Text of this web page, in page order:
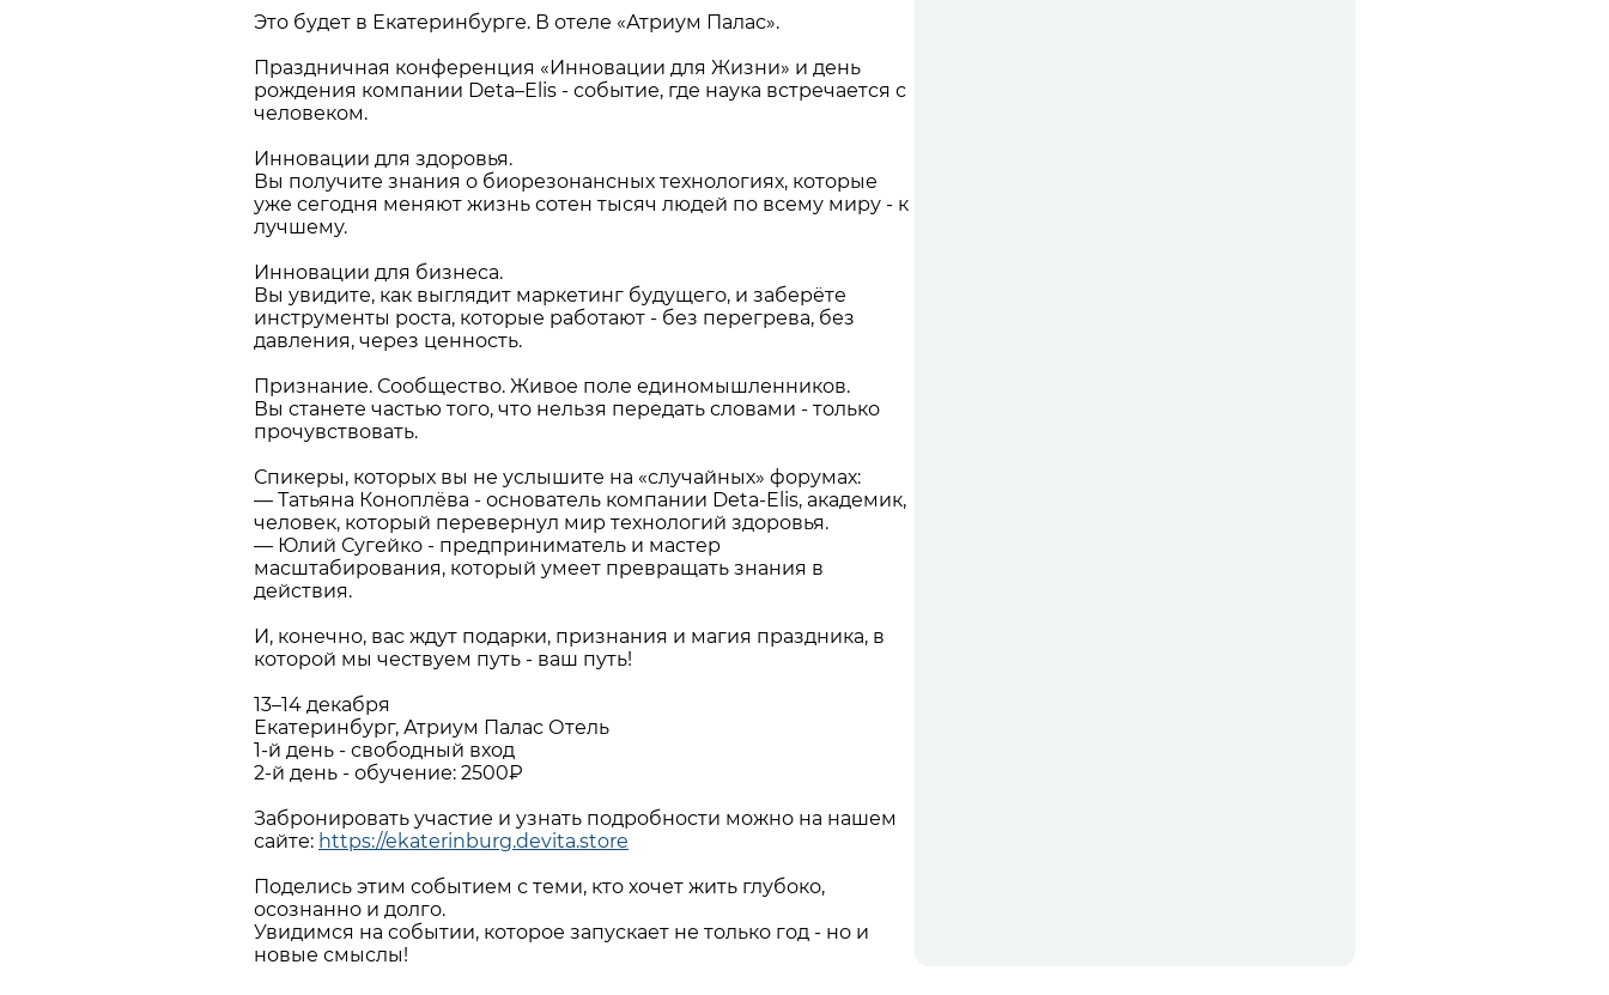
Это будет в Екатеринбурге. В отеле «Атриум Палас».
Праздничная конференция «Инновации для Жизни» и день
рождения компании Deta–Elis - событие, где наука встречается с
человеком.
Инновации для здоровья.
Вы получите знания о биорезонансных технологиях, которые
уже сегодня меняют жизнь сотен тысяч людей по всему миру - к
лучшему.
Инновации для бизнеса.
Вы увидите, как выглядит маркетинг будущего, и заберёте
инструменты роста, которые работают - без перегрева, без
давления, через ценность.
Признание. Сообщество. Живое поле единомышленников.
Вы станете частью того, что нельзя передать словами - только
прочувствовать.
Спикеры, которых вы не услышите на «случайных» форумах:
— Татьяна Коноплёва - основатель компании Deta-Elis, академик,
человек, который перевернул мир технологий здоровья.
— Юлий Сугейко - предприниматель и мастер
масштабирования, который умеет превращать знания в
действия.
И, конечно, вас ждут подарки, признания и магия праздника, в
которой мы чествуем путь - ваш путь!
13–14 декабря
Екатеринбург, Атриум Палас Отель
1-й день - свободный вход
2-й день - обучение: 2500₽
Забронировать участие и узнать подробности можно на нашем
сайте: https://ekaterinburg.devita.store
Поделись этим событием с теми, кто хочет жить глубоко,
осознанно и долго.
Увидимся на событии, которое запускает не только год - но и
новые смыслы!